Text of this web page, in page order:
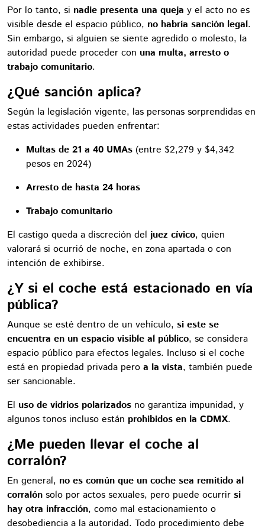
Por lo tanto, si nadie presenta una queja y el acto no es
visible desde el espacio público, no habría sanción legal.
Sin embargo, si alguien se siente agredido o molesto, la
autoridad puede proceder con una multa, arresto o
trabajo comunitario.
¿Qué sanción aplica?
Según la legislación vigente, las personas sorprendidas en
estas actividades pueden enfrentar:
Multas de 21 a 40 UMAs (entre $2,279 y $4,342
pesos en 2024)
Arresto de hasta 24 horas
Trabajo comunitario
El castigo queda a discreción del juez cívico, quien
valorará si ocurrió de noche, en zona apartada o con
intención de exhibirse.
¿Y si el coche está estacionado en vía
pública?
Aunque se esté dentro de un vehículo, si este se
encuentra en un espacio visible al público, se considera
espacio público para efectos legales. Incluso si el coche
está en propiedad privada pero a la vista, también puede
ser sancionable.
El uso de vidrios polarizados no garantiza impunidad, y
algunos tonos incluso están prohibidos en la CDMX.
¿Me pueden llevar el coche al
corralón?
En general, no es común que un coche sea remitido al
corralón solo por actos sexuales, pero puede ocurrir si
hay otra infracción, como mal estacionamiento o
desobediencia a la autoridad. Todo procedimiento debe